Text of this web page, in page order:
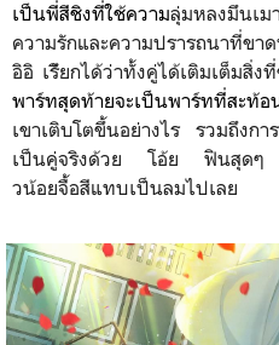
เป็นพี่สีชิงที่ใช้ความลุ่มหลงมึนเม
ความรักและความปรารถนาที่ขา
อิอิ เรีัยกได้ว่าทั้งคู่ได้เติมเต็มสิ่ง
พาร์ทสุดท้ายจะเป็นพาร์ทที่สะท้อ
เขาเติบโตขึ้นอย่างไร รวมถึงก
เป็นคู่จริงด้วย โอ้ย ฟินสุดๆ
วน้อยจื้อสีแทบเป็นลมไปเลย